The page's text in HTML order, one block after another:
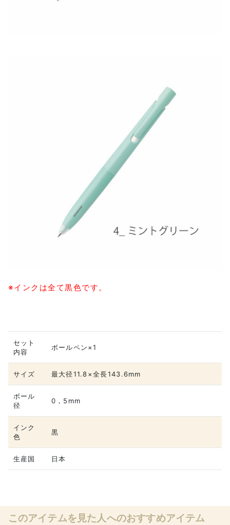
※インクは全て黒色です。
セット
内容
ボールペン×1
サイズ 最大径11.8×全長143.6mm
ボール
径
0，5mm
インク
色
黒
生産国 日本
このアイテムを見た人へのおすすめアイテム